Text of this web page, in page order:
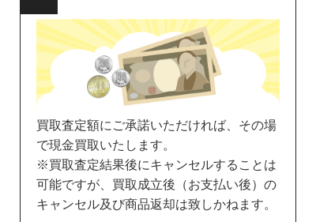
買取査定額にご承諾いただければ、その場
で現金買取いたします。
※買取査定結果後にキャンセルすることは
可能ですが、買取成立後（お支払い後）の
キャンセル及び商品返却は致しかねます。